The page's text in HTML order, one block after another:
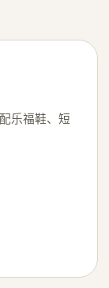
乐福鞋、短